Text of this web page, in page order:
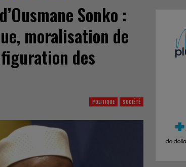
Sonko :
moralisation de
des
POLITIQUE SOCIÉTÉ